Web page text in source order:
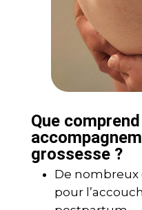
Que
grossesse ?
De nombreux
pour